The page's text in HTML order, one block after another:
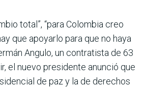
total”, “para Colombia creo
que apoyarlo para que no haya
Angulo, un contratista de 63
el nuevo presidente anunció que
de paz y la de derechos